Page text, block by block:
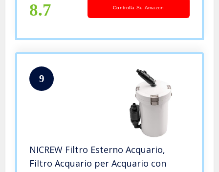
8.7 Controlla Su Amazon
9
NICREW Filtro Esterno Acquario,
Filtro Acquario per Acquario con